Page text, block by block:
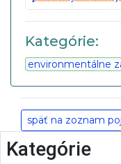
Kategórie:
environmentálne
späť na zoznam
Kategórie